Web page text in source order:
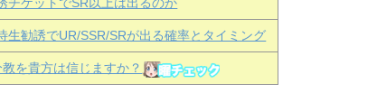
生勧誘でUR/SSR/SRが出る確率とタイミング
を貴方は信じますか？